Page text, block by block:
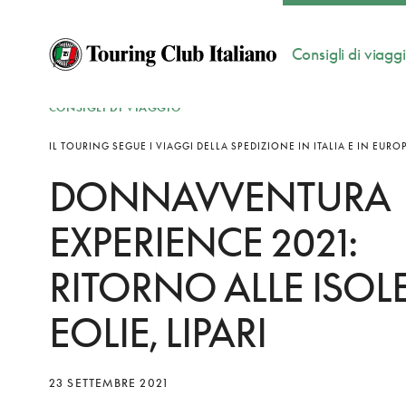
Consigli di
CONSIGLI DI VIAGGIO
IL TOURING SEGUE I VIAGGI DELLA SPEDIZIONE IN ITALIA E IN
DONNAVVENTURA
EXPERIENCE 2021:
RITORNO ALLE
EOLIE, LIPARI
23 SETTEMBRE 2021